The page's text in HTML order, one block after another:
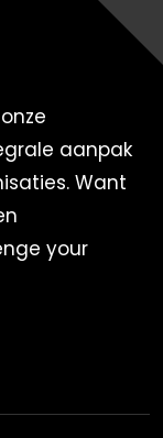
aanpak
Want
your